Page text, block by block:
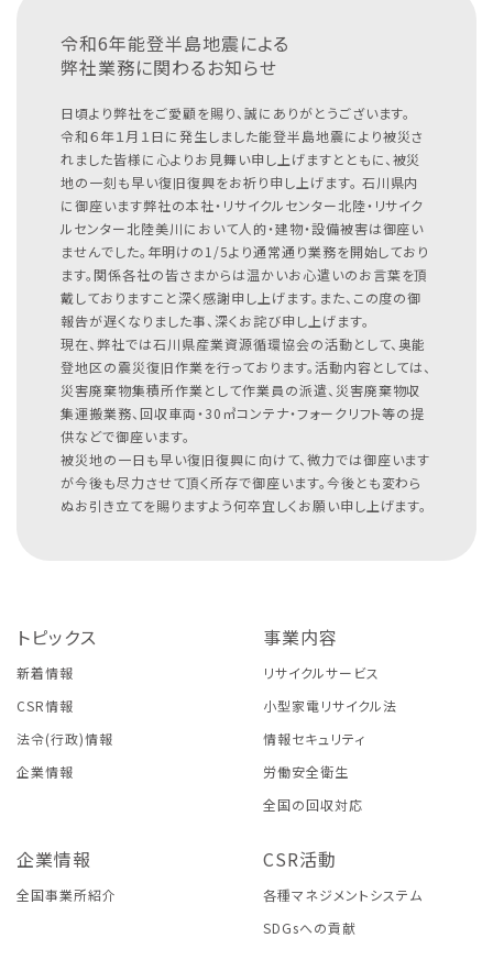
令和6年能登半島地震による
弊社業務に関わるお知らせ
日頃より弊社をご愛顧を賜り、誠にありがとうございます。
令和６年１月１日に発生しました能登半島地震により被災さ
れました皆様に心よりお見舞い申し上げますとともに、被災
地の一刻も早い復旧復興をお祈り申し上げます。 石川県内
に御座います弊社の本社・リサイクルセンター北陸・リサイク
ルセンター北陸美川において人的・建物・設備被害は御座い
ませんでした。年明けの1/5より通常通り業務を開始しており
ます。関係各社の皆さまからは温かいお心遣いのお言葉を頂
戴しておりますこと深く感謝申し上げます。また、この度の御
報告が遅くなりました事、深くお詫び申し上げます。
現在、弊社では石川県産業資源循環協会の活動として、奥能
登地区の震災復旧作業を行っております。活動内容としては、
災害廃棄物集積所作業として作業員の派遣、災害廃棄物収
集運搬業務、回収車両・30㎥コンテナ・フォークリフト等の提
供などで御座います。
被災地の一日も早い復旧復興に向けて、微力では御座います
が今後も尽力させて頂く所存で御座います。今後とも変わら
ぬお引き立てを賜りますよう何卒宜しくお願い申し上げます。
トピックス
新着情報
CSR情報
法令(行政)情報
企業情報
事業内容
リサイクルサービス
小型家電リサイクル法
情報セキュリティ
労働安全衛生
全国の回収対応
企業情報
全国事業所紹介
CSR活動
各種マネジメントシステム
SDGsへの貢献